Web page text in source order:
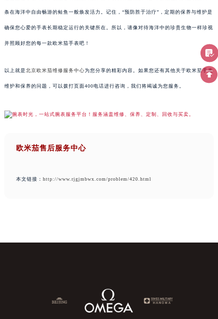
条在海洋中自由畅游的鲑鱼一般焕发活力。记住，“预防胜于治疗”，定期的保养与维护是
确保您心爱的手表长期稳定运行的关键所在。所以，请像对待海洋中的珍贵生物一样珍视
并照顾好您的每一款欧米茄手表吧！
以上就是北京欧米茄维修服务中心为您分享的精彩内容。如果您还有其他关于欧米茄手表
维护和保养的问题，可以拨打页面400电话进行咨询，我们将竭诚为您服务。
欧米茄售后服务中心
本文链接： http://www.rjgjmbwx.com/problem/420.html